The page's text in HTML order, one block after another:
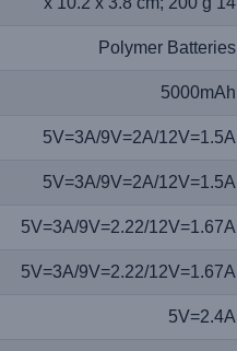
Polymer Batteries
5000mAh
5V=3A/9V=2A/12V=1.5A
5V=3A/9V=2A/12V=1.5A
5V=3A/9V=2.22/12V=1.67A
5V=3A/9V=2.22/12V=1.67A
5V=2.4A